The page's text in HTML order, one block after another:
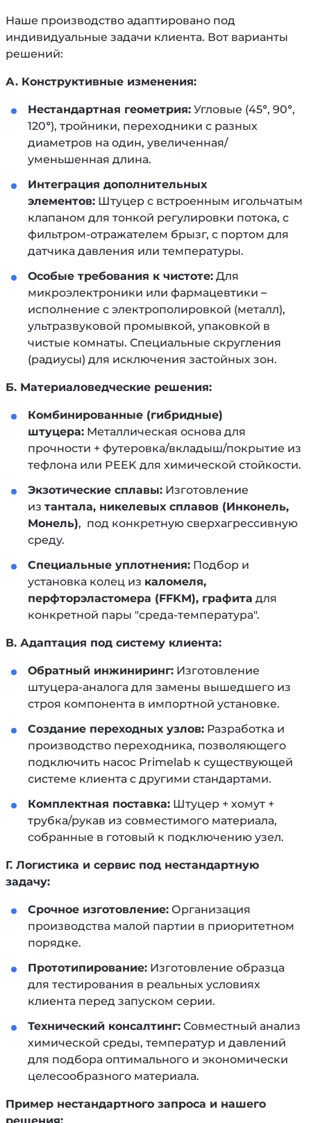
Наше производство адаптировано под
индивидуальные задачи клиента. Вот варианты
решений:
А. Конструктивные изменения:
Нестандартная геометрия: Угловые (45°, 90°,
120°), тройники, переходники с разных
диаметров на один, увеличенная/
уменьшенная длина.
Интеграция дополнительных
элементов: Штуцер с встроенным игольчатым
клапаном для тонкой регулировки потока, с
фильтром-отражателем брызг, с портом для
датчика давления или температуры.
Особые требования к чистоте: Для
микроэлектроники или фармацевтики –
исполнение с электрополировкой (металл),
ультразвуковой промывкой, упаковкой в
чистые комнаты. Специальные скругления
(радиусы) для исключения застойных зон.
Б. Материаловедческие решения:
Комбинированные (гибридные)
штуцера: Металлическая основа для
прочности + футеровка/вкладыш/покрытие из
тефлона или PEEK для химической стойкости.
Экзотические сплавы: Изготовление
из тантала, никелевых сплавов (Инконель,
Монель), под конкретную сверхагрессивную
среду.
Специальные уплотнения: Подбор и
установка колец из каломеля,
перфторэластомера (FFKM), графита для
конкретной пары "среда-температура".
В. Адаптация под систему клиента:
Обратный инжиниринг: Изготовление
штуцера-аналога для замены вышедшего из
строя компонента в импортной установке.
Создание переходных узлов: Разработка и
производство переходника, позволяющего
подключить насос Primelab к существующей
системе клиента с другими стандартами.
Комплектная поставка: Штуцер + хомут +
трубка/рукав из совместимого материала,
собранные в готовый к подключению узел.
Г. Логистика и сервис под нестандартную
задачу:
Срочное изготовление: Организация
производства малой партии в приоритетном
порядке.
Прототипирование: Изготовление образца
для тестирования в реальных условиях
клиента перед запуском серии.
Технический консалтинг: Совместный анализ
химической среды, температур и давлений
для подбора оптимального и экономически
целесообразного материала.
Пример нестандартного запроса и нашего